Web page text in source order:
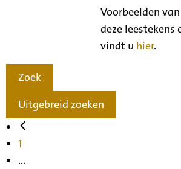
Voorbeelden
deze leestekens
vindt u hier.
Zoek
Uitgebreid zoeken
1
...